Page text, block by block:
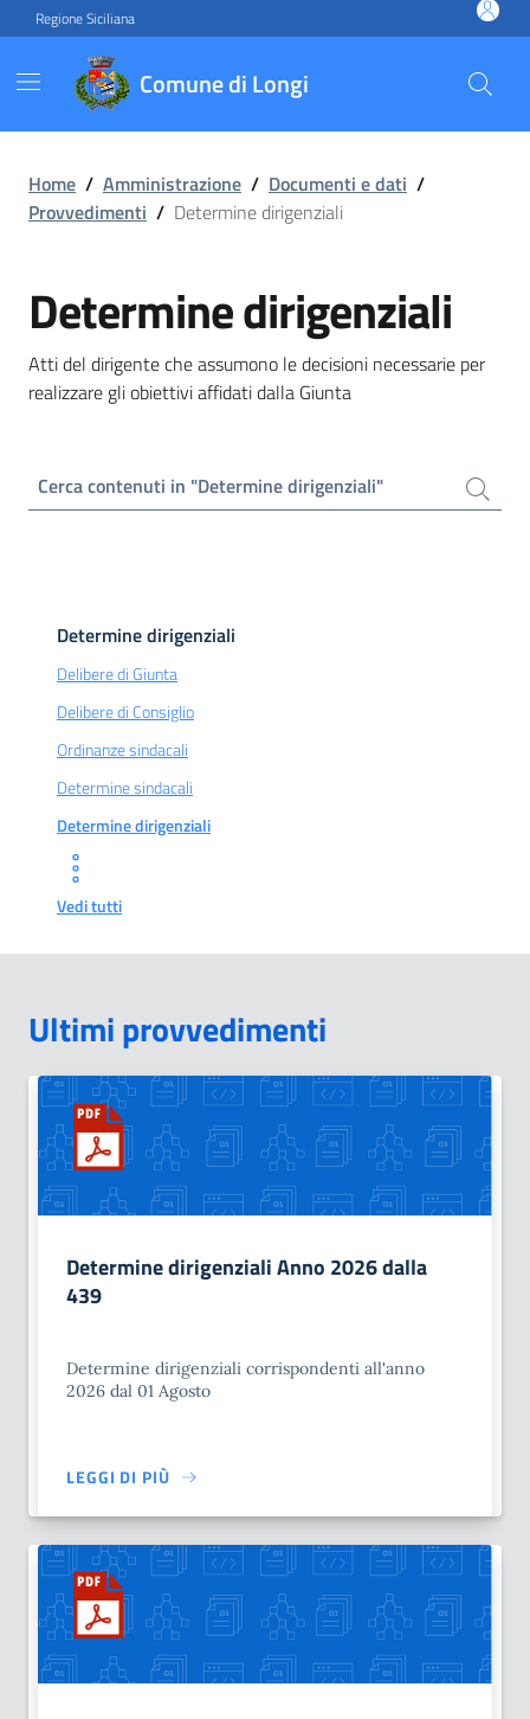
Vai ai contenuti
Vai al footer
Regione Siciliana
Comune di Longi
Home / Amministrazione / Documenti e dati /
Provvedimenti / Determine dirigenziali
Determine dirigenziali
Atti del dirigente che assumono le decisioni necessarie per
realizzare gli obiettivi affidati dalla Giunta
Cerca contenuti in "Determine dirigenziali"
Determine dirigenziali
Delibere di Giunta
Delibere di Consiglio
Ordinanze sindacali
Determine sindacali
Determine dirigenziali
Vedi tutti
Ultimi provvedimenti
Determine dirigenziali Anno 2026 dalla
439
Determine dirigenziali corrispondenti all'anno
2026 dal 01 Agosto
LEGGI DI PIÙ